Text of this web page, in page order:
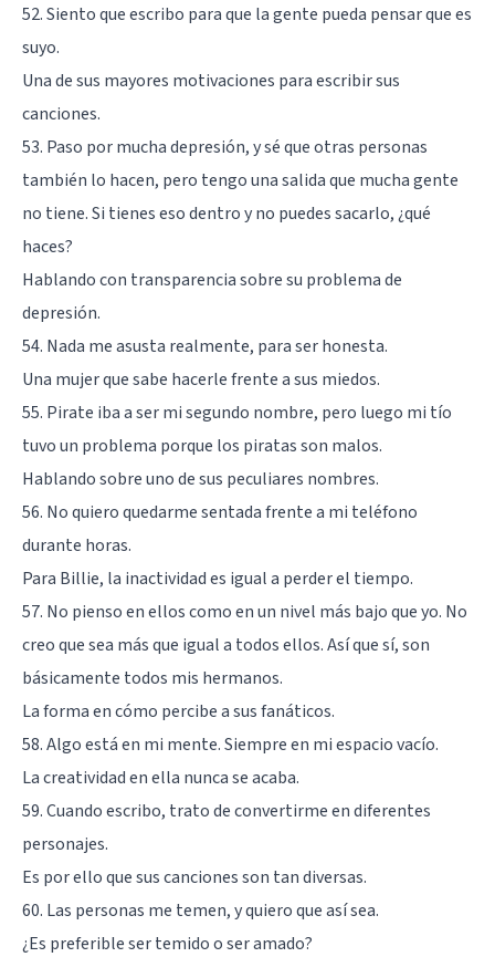
52. Siento que escribo para que la gente pueda pensar que es
suyo.
Una de sus mayores motivaciones para escribir sus
canciones.
53. Paso por mucha depresión, y sé que otras personas
también lo hacen, pero tengo una salida que mucha gente
no tiene. Si tienes eso dentro y no puedes sacarlo, ¿qué
haces?
Hablando con transparencia sobre su problema de
depresión.
54. Nada me asusta realmente, para ser honesta.
Una mujer que sabe hacerle frente a sus miedos.
55. Pirate iba a ser mi segundo nombre, pero luego mi tío
tuvo un problema porque los piratas son malos.
Hablando sobre uno de sus peculiares nombres.
56. No quiero quedarme sentada frente a mi teléfono
durante horas.
Para Billie, la inactividad es igual a perder el tiempo.
57. No pienso en ellos como en un nivel más bajo que yo. No
creo que sea más que igual a todos ellos. Así que sí, son
básicamente todos mis hermanos.
La forma en cómo percibe a sus fanáticos.
58. Algo está en mi mente. Siempre en mi espacio vacío.
La creatividad en ella nunca se acaba.
59. Cuando escribo, trato de convertirme en diferentes
personajes.
Es por ello que sus canciones son tan diversas.
60. Las personas me temen, y quiero que así sea.
¿Es preferible ser temido o ser amado?